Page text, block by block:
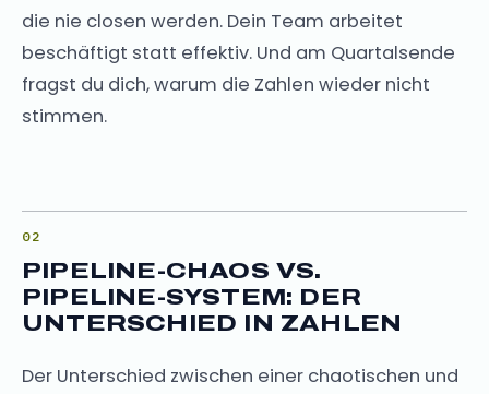
die nie closen werden. Dein Team arbeitet
beschäftigt statt effektiv. Und am Quartalsende
fragst du dich, warum die Zahlen wieder nicht
stimmen.
PIPELINE-CHAOS VS.
PIPELINE-SYSTEM: DER
UNTERSCHIED IN ZAHLEN
Der Unterschied zwischen einer chaotischen und